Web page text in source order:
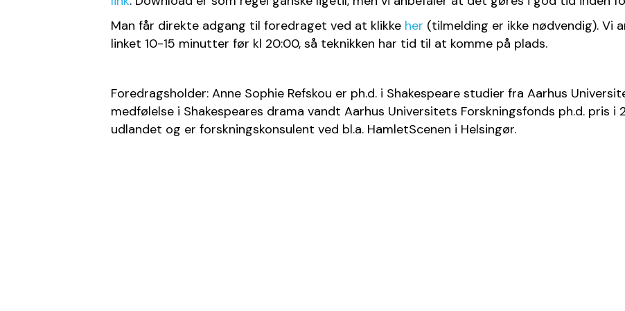
Man får direkte adgang til foredraget ved at klikke her (tilmelding er ikke nødvendig). Vi
linket 10-15 minutter før kl 20:00, så teknikken har tid til at komme på plads.
Foredragsholder: Anne Sophie Refskou er ph.d. i Shakespeare studier fra Aarhus
medfølelse i Shakespeares drama vandt Aarhus Universitets Forskningsfonds ph.d. pris i
udlandet og er forskningskonsulent ved bl.a. HamletScenen i Helsingør.